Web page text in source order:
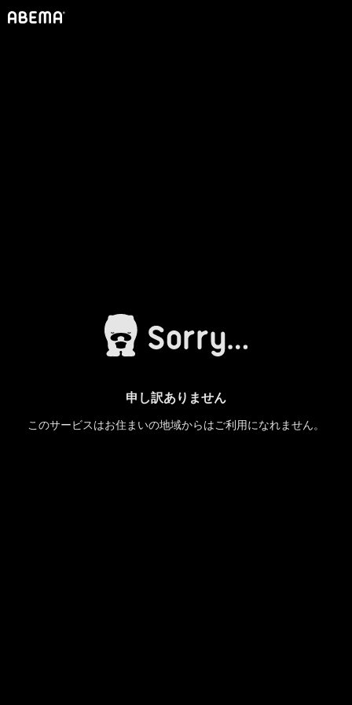
申し訳ありません
このサービスはお住まいの地域からはご利用になれません。